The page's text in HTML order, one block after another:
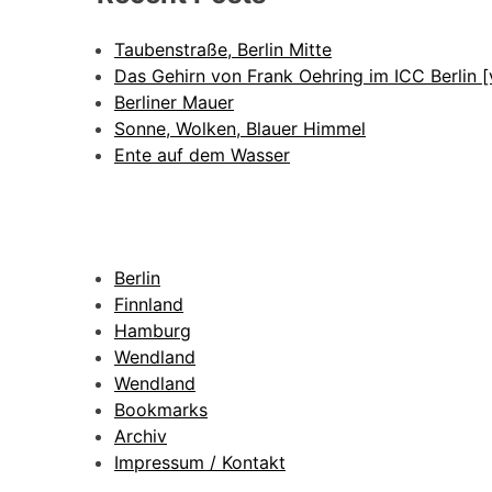
Taubenstraße, Berlin Mitte
Das Gehirn von Frank Oehring im ICC Berlin
Berliner Mauer
Sonne, Wolken, Blauer Himmel
Ente auf dem Wasser
Berlin
Finnland
Hamburg
Wendland
Wendland
Bookmarks
Archiv
Impressum / Kontakt